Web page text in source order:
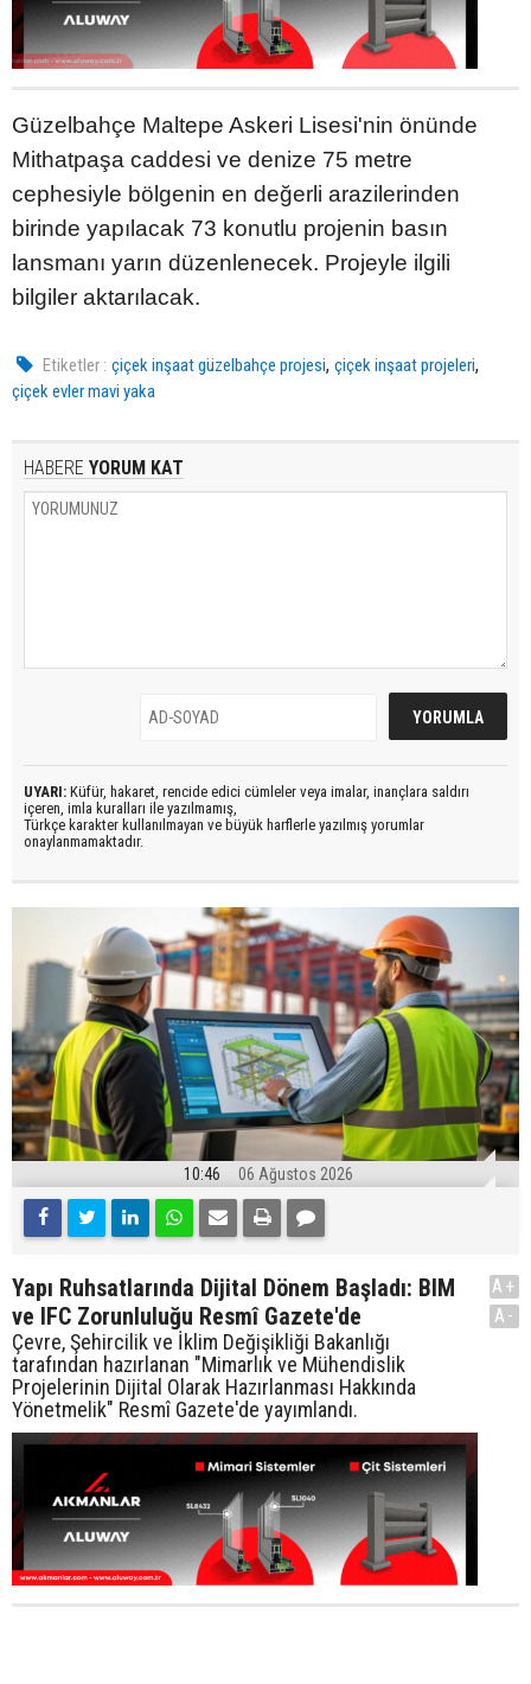
Güzelbahçe Maltepe Askeri Lisesi'nin önünde
Mithatpaşa caddesi ve denize 75 metre
cephesiyle bölgenin en değerli arazilerinden
birinde yapılacak 73 konutlu projenin basın
lansmanı yarın düzenlenecek. Projeyle ilgili
bilgiler aktarılacak.
Etiketler : çiçek inşaat güzelbahçe projesi,çiçek inşaat projeleri,
çiçek evler mavi yaka
HABERE YORUM KAT
UYARI: Küfür, hakaret, rencide edici cümleler veya imalar, inançlara saldırı
içeren, imla kuralları ile yazılmamış,
Türkçe karakter kullanılmayan ve büyük harflerle yazılmış yorumlar
onaylanmamaktadır.
10:46 06 Ağustos 2026
Yapı Ruhsatlarında Dijital Dönem Başladı: BIM
ve IFC Zorunluluğu Resmî Gazete'de
Çevre, Şehircilik ve İklim Değişikliği Bakanlığı
tarafından hazırlanan "Mimarlık ve Mühendislik
Projelerinin Dijital Olarak Hazırlanması Hakkında
Yönetmelik" Resmî Gazete'de yayımlandı.
A+
A-